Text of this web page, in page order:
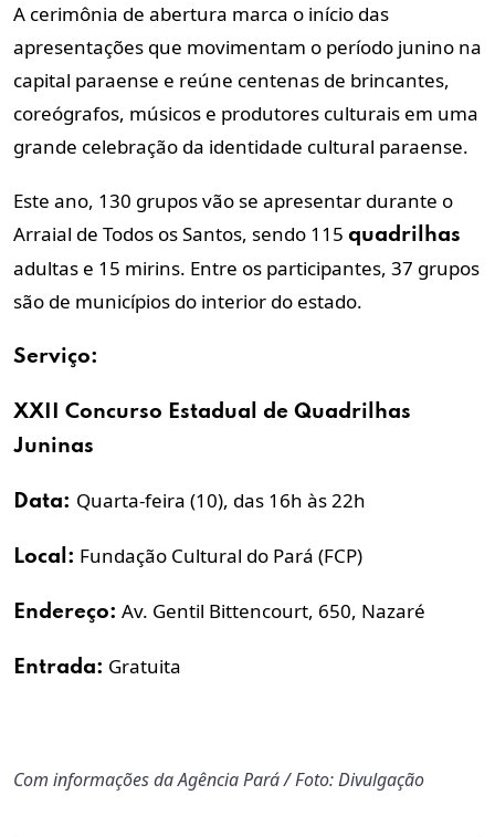
A cerimônia de abertura marca o início das
apresentações que movimentam o período junino na
capital paraense e reúne centenas de brincantes,
coreógrafos, músicos e produtores culturais em uma
grande celebração da identidade cultural paraense.
Este ano, 130 grupos vão se apresentar durante o
Arraial de Todos os Santos, sendo 115 quadrilhas
adultas e 15 mirins. Entre os participantes, 37 grupos
são de municípios do interior do estado.
Serviço:
XXII Concurso Estadual de Quadrilhas
Juninas
Data: Quarta-feira (10), das 16h às 22h
Local: Fundação Cultural do Pará (FCP)
Endereço: Av. Gentil Bittencourt, 650, Nazaré
Entrada: Gratuita
Com informações da Agência Pará / Foto: Divulgação